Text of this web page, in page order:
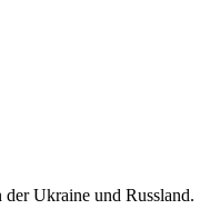
Ukraine und Russland.